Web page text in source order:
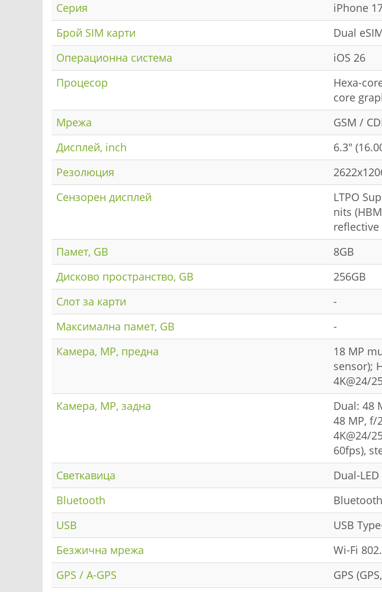
Серия
iPhone
Брой SIM карти
Dual
Операционна система
iOS 26
Процесор
Hexa-
core
Мрежа
GSM /
Дисплей, inch
6.3"
Резолюция
Сензорен дисплей
LTPO
nits
Памет, GB
8GB
Дисково пространство, GB
256GB
Слот за карти
-
Максимална памет, GB
-
Камера, MP, предна
18 MP
sensor);
4K@24/
Камера, MP, задна
Dual: 48
48 MP, f/
4K@24/
60fps),
Светкавица
Dual-
Bluetooth
Bluetooth
USB
USB
Безжична мрежа
Wi-Fi
GPS / A-GPS
GPS